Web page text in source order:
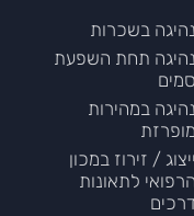
נהיגה בשכרות
נהיגה תחת השפעת
סמים
נהיגה במהירות
מופרזת
ייצוג / זירוז במכון
הרפואי לתאונות